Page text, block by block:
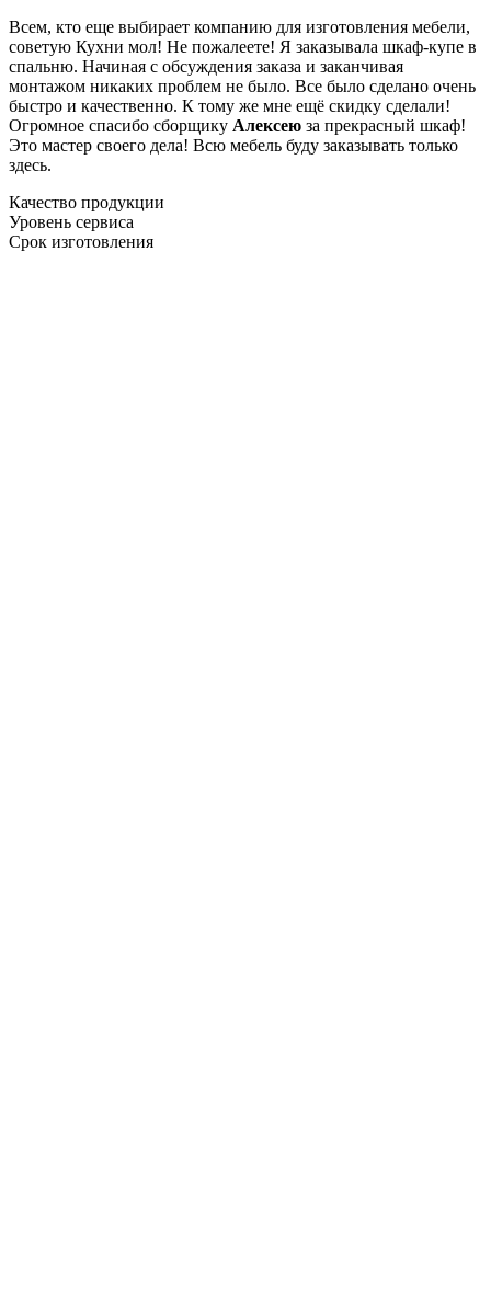
Всем, кто еще выбирает компанию для изготовления мебели,
советую Кухни мол! Не пожалеете! Я заказывала шкаф-купе в
спальню. Начиная с обсуждения заказа и заканчивая
монтажом никаких проблем не было. Все было сделано очень
быстро и качественно. К тому же мне ещё скидку сделали!
Огромное спасибо сборщику Алексею за прекрасный шкаф!
Это мастер своего дела! Всю мебель буду заказывать только
здесь.
Качество продукции
Уровень сервиса
Срок изготовления